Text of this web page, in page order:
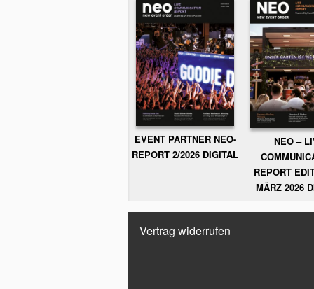
EVENT PARTNER NEO-
REPORT 2/2026 DIGITAL
NEO –
REPORT
MÄRZ 2026
Vertrag widerrufen